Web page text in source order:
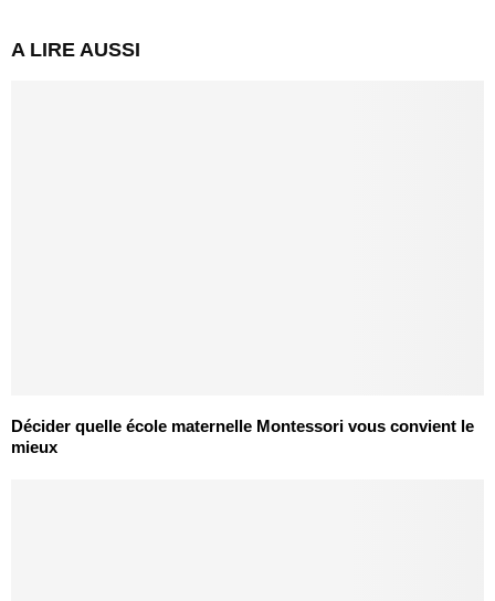
A LIRE AUSSI
Décider quelle école maternelle Montessori vous convient le
mieux